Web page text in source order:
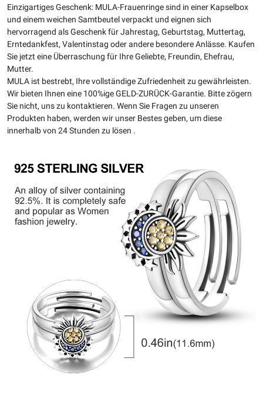
Einzigartiges Geschenk: MULA-Frauenringe sind in einer Kapselbox
und einem weichen Samtbeutel verpackt und eignen sich
hervorragend als Geschenk für Jahrestag, Geburtstag, Muttertag,
Erntedankfest, Valentinstag oder andere besondere Anlässe. Kaufen
Sie jetzt eine Überraschung für Ihre Geliebte, Freundin, Ehefrau,
Mutter.
MULA ist bestrebt, Ihre vollständige Zufriedenheit zu gewährleisten.
Wir bieten Ihnen eine 100%ige GELD-ZURÜCK-Garantie. Bitte zögern
Sie nicht, uns zu kontaktieren. Wenn Sie Fragen zu unseren
Produkten haben, werden wir unser Bestes geben, um diese
innerhalb von 24 Stunden zu lösen .